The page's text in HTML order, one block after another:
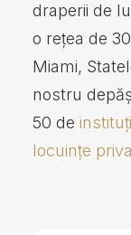
draperii de
o rețea de 30
Miami,
nostru
50 de
locuințe